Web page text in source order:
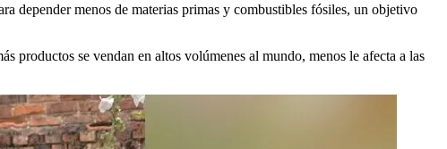
depender menos de materias primas y combustibles fósiles, un objetivo
productos se vendan en altos volúmenes al mundo, menos le afecta a las